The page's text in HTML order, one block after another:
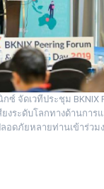
จัดเวทีประชุม BKNIX
งระดับโลกทางด้านการ
อดภัยหลายท่านเข้าร่วม